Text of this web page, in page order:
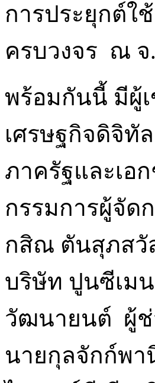
การประยุกต์ใ
ครบวงจร ณ จ
พร้อมกันนี้ มีผู้
เศรษฐกิจดิจิทั
ภาครัฐและเอ
กรรมการผู้จัด
กสิณ ตันสุภสวั
บริษัท ปูนซีเม
วัฒนายนต์ ผู้ช่
นายกุลจักก์พา